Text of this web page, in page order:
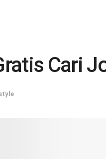
Cari